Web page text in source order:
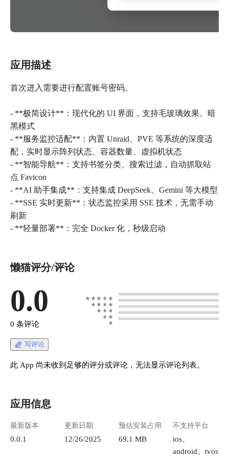
应用描述
首次进入需要进行配置账号密码。
- **极简设计**：现代化的 UI 界面，支持毛玻璃效果、暗
黑模式
- **服务监控适配**：内置 Unraid、PVE 等系统的深度适
配，实时显示阵列状态、容器数量、虚拟机状态
- **智能导航**：支持书签分类、搜索过滤，自动抓取站
点 Favicon
- **AI 助手集成**：支持集成 DeepSeek、Gemini 等大模型
- **SSE 实时更新**：状态监控采用 SSE 技术，无需手动
刷新
- **轻量部署**：完全 Docker 化，秒级启动
懒猫评分/评论
0.0
0 条评论
写评论
此 App 尚未收到足够的评分或评论，无法显示评论列表。
应用信息
最新版本
0.0.1
更新日期
12/26/2025
预估安装占用
69.1 MB
不支持平台
ios、
android、tvos